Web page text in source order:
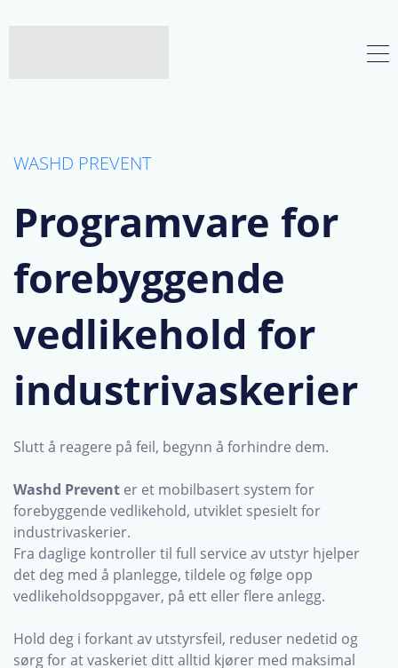
WASHD PREVENT
Programvare for
forebyggende
vedlikehold for
industrivaskerier
Slutt å reagere på feil, begynn å forhindre dem.
Washd Prevent er et mobilbasert system for
forebyggende vedlikehold, utviklet spesielt for
industrivaskerier.
Fra daglige kontroller til full service av utstyr hjelper
det deg med å planlegge, tildele og følge opp
vedlikeholdsoppgaver, på ett eller flere anlegg.
Hold deg i forkant av utstyrsfeil, reduser nedetid og
sørg for at vaskeriet ditt alltid kjører med maksimal